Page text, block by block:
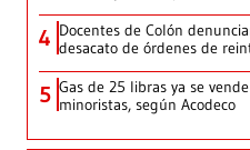
4 Docentes de Colón
desacato de órdenes de
5 Gas de 25 libras ya se
minoristas, según Acodeco